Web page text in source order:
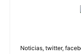
Noticias, twitter,